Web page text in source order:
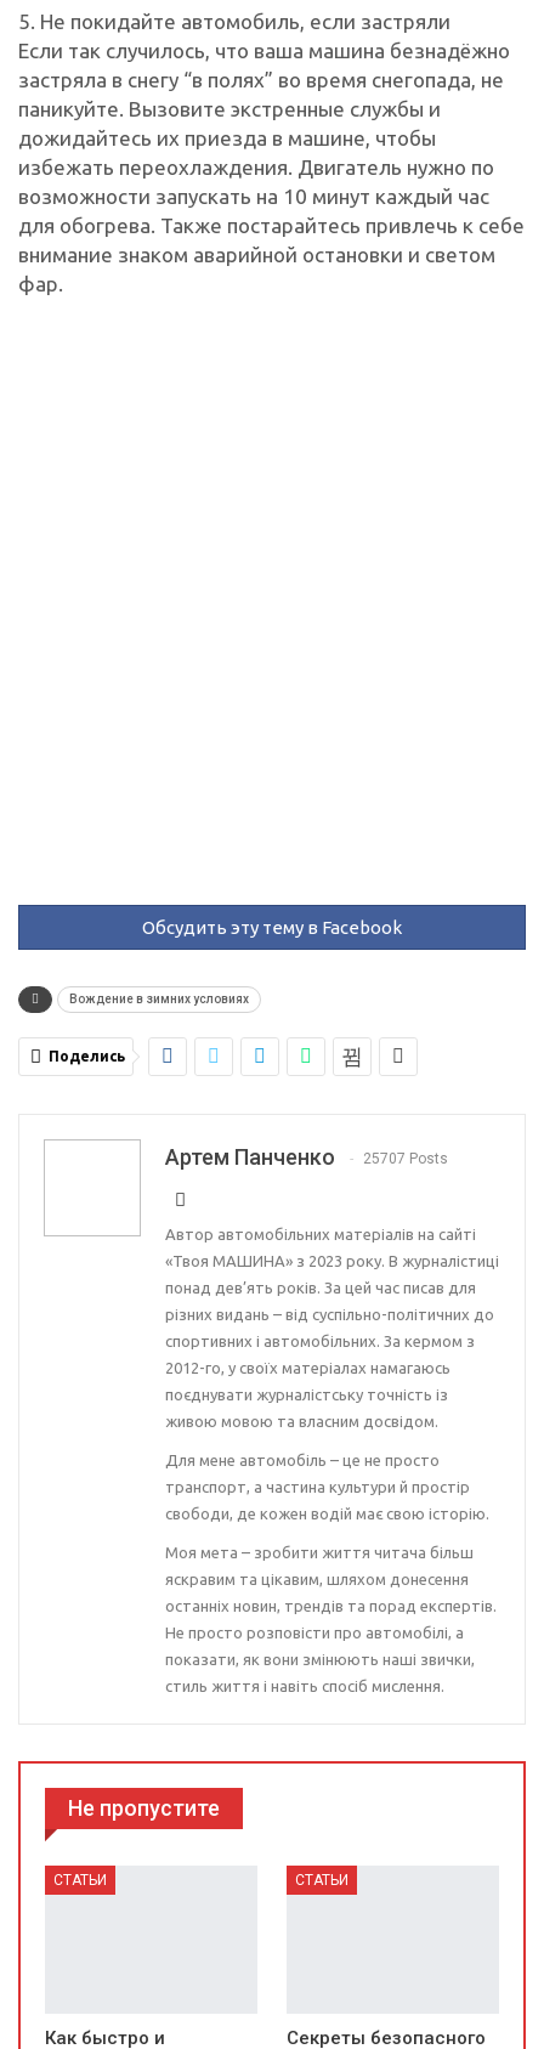
5. Не покидайте автомобиль, если застряли
Если так случилось, что ваша машина безнадёжно
застряла в снегу “в полях” во время снегопада, не
паникуйте. Вызовите экстренные службы и
дожидайтесь их приезда в машине, чтобы
избежать переохлаждения. Двигатель нужно по
возможности запускать на 10 минут каждый час
для обогрева. Также постарайтесь привлечь к себе
внимание знаком аварийной остановки и светом
фар.
Обсудить эту тему в Facebook
Вождение в зимних условиях
Поделись
Артем Панченко 25707 Posts
Автор автомобільних матеріалів на сайті
«Твоя МАШИНА» з 2023 року. В журналістиці
понад дев’ять років. За цей час писав для
різних видань – від суспільно-політичних до
спортивних і автомобільних. За кермом з
2012-го, у своїх матеріалах намагаюсь
поєднувати журналістську точність із
живою мовою та власним досвідом.
Для мене автомобіль – це не просто
транспорт, а частина культури й простір
свободи, де кожен водій має свою історію.
Моя мета – зробити життя читача більш
яскравим та цікавим, шляхом донесення
останніх новин, трендів та порад експертів.
Не просто розповісти про автомобілі, а
показати, як вони змінюють наші звички,
стиль життя і навіть спосіб мислення.
Не пропустите
СТАТЬИ
Как быстро и
СТАТЬИ
Секреты безопасного